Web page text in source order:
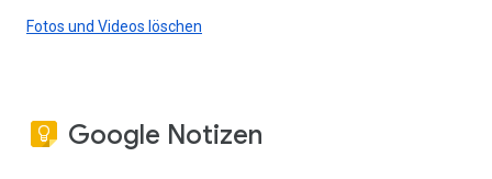
Fotos und Videos löschen
Google Notizen